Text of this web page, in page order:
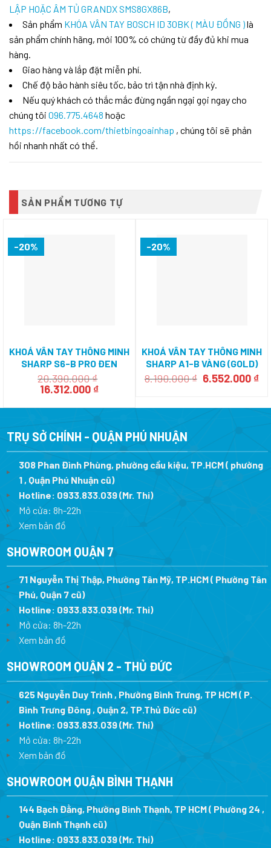
LẬP HOẶC ÂM TỦ GRANDX SMS8GX86B,
Sản phẩm KHÓA VÂN TAY BOSCH ID 30BK ( MÀU ĐỒNG )là
sản phẩm chính hãng, mới 100% có chứng từ đầy đủ khi mua
hàng.
Giao hàng và lắp đặt miễn phí.
Chế độ bảo hành siêu tốc, bảo trì tận nhà định kỳ.
Nếu quý khách có thắc mắc đừng ngần ngại gọi ngay cho
chúng tôi 096.775.4648 hoặc
https://facebook.com/thietbingoainhap , chúng tôi sẽ phản
hồi nhanh nhất có thể.
SẢN PHẨM TƯƠNG TỰ
-20%
KHOÁ VÂN TAY THÔNG MINH
SHARP S6-B PRO ĐEN
(BLACK)
20.390.000₫
Giá
là:
16.312.000 ₫Giá
tại
16.312.000 ₫.
-20%
KHOÁ VÂN TAY THÔNG MINH
SHARP A1-B VÀNG (GOLD)
8.190.000₫ Giá
8.190.000 ₫.
6.552.000 ₫
là:
TRỤ SỞ CHÍNH - QUẬN PHÚ NHUẬN
308 Phan Đình Phùng, phường cầu kiệu, TP.HCM ( phường
1 , Quận Phú Nhuận cũ)
Hotline: 0933.833.039(Mr. Thi)
Mở cửa: 8h-22h
Xem bản đồ
SHOWROOM QUẬN 7
71 Nguyễn Thị Thập, Phường Tân Mỹ, TP.HCM ( Phường Tân
Phú, Quận 7 cũ)
Hotline: 0933.833.039(Mr. Thi)
Mở cửa: 8h-22h
Xem bản đồ
SHOWROOM QUẬN 2 - THỦ ĐỨC
625 Nguyễn Duy Trinh , Phường Bình Trưng, TP HCM ( P.
Bình Trưng Đông , Quận 2, TP.Thủ Đức cũ)
Hotline: 0933.833.039(Mr. Thi)
Mở cửa: 8h-22h
Xem bản đồ
SHOWROOM QUẬN BÌNH THẠNH
144 Bạch Đằng, Phường Bình Thạnh, TP HCM ( Phường 24 ,
Quận Bình Thạnh cũ)
Hotline: 0933.833.039(Mr. Thi)